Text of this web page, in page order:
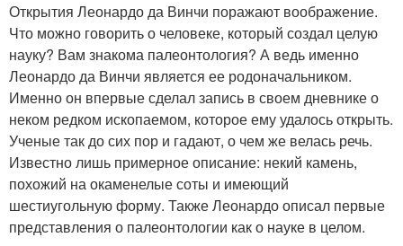
Открытия Леонардо да Винчи поражают воображение.
Что можно говорить о человеке, который создал целую
науку? Вам знакома палеонтология? А ведь именно
Леонардо да Винчи является ее родоначальником.
Именно он впервые сделал запись в своем дневнике о
неком редком ископаемом, которое ему удалось открыть.
Ученые так до сих пор и гадают, о чем же велась речь.
Известно лишь примерное описание: некий камень,
похожий на окаменелые соты и имеющий
шестиугольную форму. Также Леонардо описал первые
представления о палеонтологии как о науке в целом.